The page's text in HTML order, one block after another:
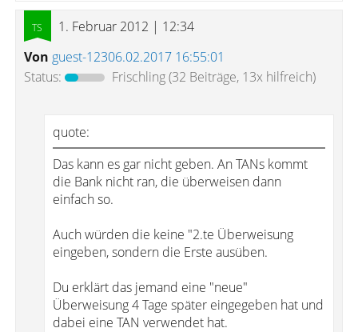
1. Februar 2012 | 12:34
Von guest-12306.02.2017 16:55:01
Status:
Frischling(32 Beiträge, 13x hilfreich)
quote:
Das kann es gar nicht geben. An TANs kommt
die Bank nicht ran, die überweisen dann
einfach so.
Auch würden die keine "2.te Überweisung
eingeben, sondern die Erste ausüben.
Du erklärt das jemand eine "neue"
Überweisung 4 Tage später eingegeben hat und
dabei eine TAN verwendet hat.